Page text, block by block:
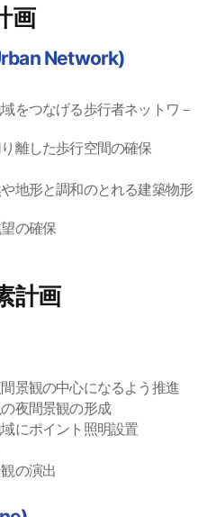
画
Network)
をつなげる歩行者ネットワ－
離した歩行空間の確保
地形と調和のとれる建築物形
の確保
計画
景観の中心になるよう推進
夜間景観の形成
にポイント照明設置
の演出